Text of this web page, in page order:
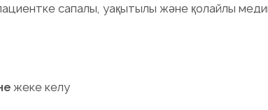
сапалы, уақытылы және қолайлы
жеке келу